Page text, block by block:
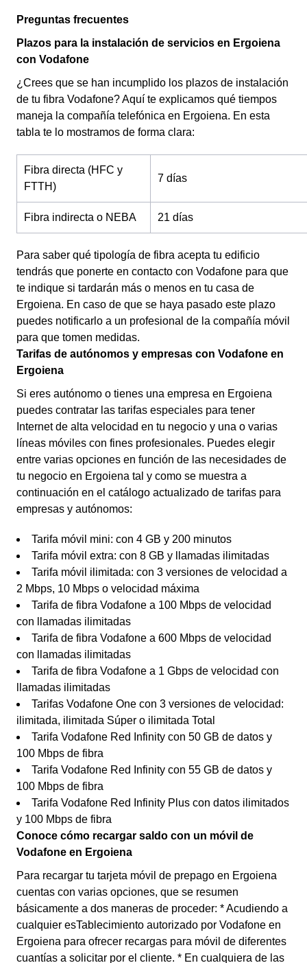
Preguntas frecuentes
Plazos para la instalación de servicios en Ergoiena
con Vodafone
¿Crees que se han incumplido los plazos de instalación
de tu fibra Vodafone? Aquí te explicamos qué tiempos
maneja la compañía telefónica en Ergoiena. En esta
tabla te lo mostramos de forma clara:
Fibra directa (HFC y
FTTH)
7 días
Fibra indirecta o NEBA 21 días
Para saber qué tipología de fibra acepta tu edificio
tendrás que ponerte en contacto con Vodafone para que
te indique si tardarán más o menos en tu casa de
Ergoiena. En caso de que se haya pasado este plazo
puedes notificarlo a un profesional de la compañía móvil
para que tomen medidas.
Tarifas de autónomos y empresas con Vodafone en
Ergoiena
Si eres autónomo o tienes una empresa en Ergoiena
puedes contratar las tarifas especiales para tener
Internet de alta velocidad en tu negocio y una o varias
líneas móviles con fines profesionales. Puedes elegir
entre varias opciones en función de las necesidades de
tu negocio en Ergoiena tal y como se muestra a
continuación en el catálogo actualizado de tarifas para
empresas y autónomos:
Tarifa móvil mini: con 4 GB y 200 minutos
Tarifa móvil extra: con 8 GB y llamadas ilimitadas
Tarifa móvil ilimitada: con 3 versiones de velocidad a
2 Mbps, 10 Mbps o velocidad máxima
Tarifa de fibra Vodafone a 100 Mbps de velocidad
con llamadas ilimitadas
Tarifa de fibra Vodafone a 600 Mbps de velocidad
con llamadas ilimitadas
Tarifa de fibra Vodafone a 1 Gbps de velocidad con
llamadas ilimitadas
Tarifas Vodafone One con 3 versiones de velocidad:
ilimitada, ilimitada Súper o ilimitada Total
Tarifa Vodafone Red Infinity con 50 GB de datos y
100 Mbps de fibra
Tarifa Vodafone Red Infinity con 55 GB de datos y
100 Mbps de fibra
Tarifa Vodafone Red Infinity Plus con datos ilimitados
y 100 Mbps de fibra
Conoce cómo recargar saldo con un móvil de
Vodafone en Ergoiena
Para recargar tu tarjeta móvil de prepago en Ergoiena
cuentas con varias opciones, que se resumen
básicamente a dos maneras de proceder: * Acudiendo a
cualquier esTablecimiento autorizado por Vodafone en
Ergoiena para ofrecer recargas para móvil de diferentes
cuantías a solicitar por el cliente. * En cualquiera de las